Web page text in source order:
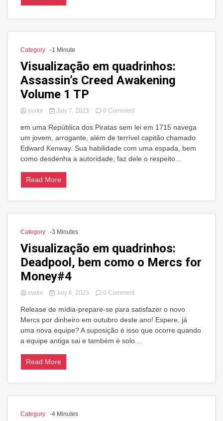
de
Category -1 Minute
Visualização em quadrinhos:
Assassin’s Creed Awakening
Volume 1 TP
svxkx July 7, 2023 0 Commenton
em
quadrinhos:
Assassin’s
Creed
Awakening
em uma República dos Piratas sem lei em 1715 navega
um jovem, arrogante, além de terrível capitão chamado
Edward Kenway. Sua habilidade com uma espada, bem
como desdenha a autoridade, faz dele o respeito...
Read More
Category -3 Minutes
Visualização em quadrinhos:
Deadpool, bem como o Mercs for
Money#4
svxkx July 6, 2023 0 Commenton
em
quadrinhos:
Deadpool,
Money#4
Release de mídia-prepare-se para satisfazer o novo
Mercs por dinheiro em outubro deste ano! Espere, já
uma nova equipe? A suposição é isso que ocorre quando
a equipe antiga sai e também é solo....
Read More
Category -4 Minutes